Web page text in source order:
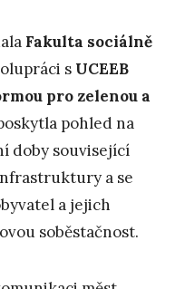
Fakulta sociálně
s UCEEB
pro zelenou a
pohled na
doby související
a se
a jejich
soběstačnost.